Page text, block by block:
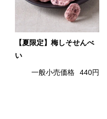
【夏限定】梅しそせんべ
い
一般小売価格 440円